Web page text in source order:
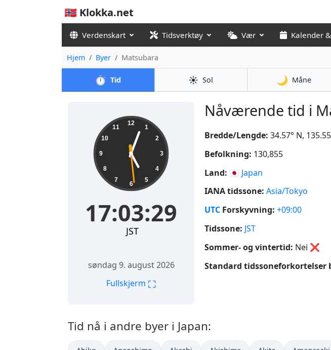
🇳🇴 Klokka.net
Verdenskart Tidsverktøy Vær Kalender
Hjem Byer Matsubara
⏱️ Tid ☀️ Sol 🌙 Måne
Nåværende tid i
17:03:29 12
1
2
3
4
5
6
7
8
9
10
11
17:03:29
JST
søndag 9. august 2026
Fullskjerm ⛶
Bredde/Lengde: 34.57° N,
Befolkning: 130,855
Land: 🇯🇵 Japan
IANA tidssone: Asia/Tokyo
UTC Forskyvning: +09:00
Tidssone: JST
Sommer- og vintertid: Nei ❌
Standard tidssoneforkortelser
Tid nå i andre byer i Japan: